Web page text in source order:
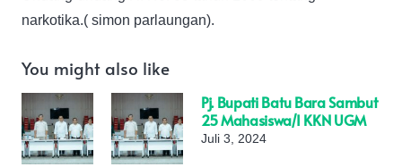
narkotika.( simon parlaungan).
You might also like
Pj. Bupati Batu Bara Sambut
25 Mahasiswa/i KKN UGM
Juli 3, 2024